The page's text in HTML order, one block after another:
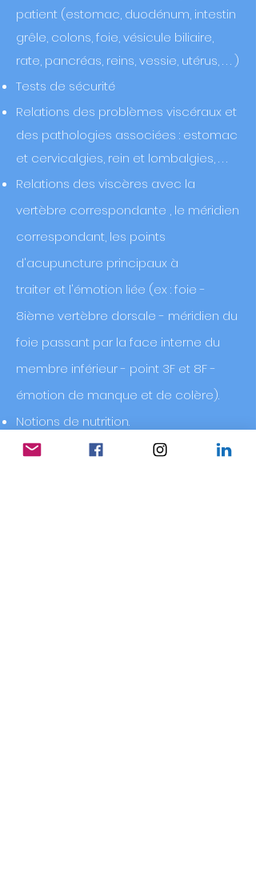
patient (estomac, duodénum, intestin
grêle, colons, foie, vésicule biliaire,
rate, pancréas, reins, vessie, utérus, . . . )
Tests de sécurité
Relations des problèmes viscéraux et
des pathologies associées : estomac
et cervicalgies, rein et lombalgies, . . .
Relations des viscères avec la
vertèbre correspondante , le méridien
correspondant, les points
d'acupuncture principaux à
traiter et l'émotion liée (ex : foie -
8ième vertèbre dorsale - méridien du
foie passant par la face interne du
membre inférieur - point 3F et 8F -
émotion de manque et de colère).
Notions de nutrition.